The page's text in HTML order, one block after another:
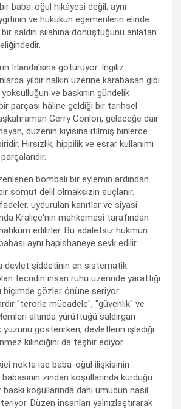
baba-oğul hikâyesi değil; aynı
ve hukukun egemenlerin elinde
bir saldırı silahına dönüştüğünü anlatan
İrlanda'sına götürüyor. İngiliz
yıldır halkın üzerine karabasan gibi
ve baskının gündelik
parçası hâline geldiği bir tarihsel
Gerry Conlon, geleceğe dair
düzenin kıyısına itilmiş binlerce
Hırsızlık, hippilik ve esrar kullanımı
bombalı bir eylemin ardından
somut delil olmaksızın suçlanır.
uydurulan kanıtlar ve siyasi
Kraliçe'nin mahkemesi tarafından
edilirler. Bu adaletsiz hükmün
aynı hapishaneye sevk edilir.
devlet şiddetinin en sistematik
tecridin insan ruhu üzerinde yarattığı
biçimde gözler önüne seriyor.
"terörle mücadele", "güvenlik" ve
altında yürüttüğü saldırgan
yüzünü gösterirken; devletlerin işlediği
kılındığını da teşhir ediyor.
nokta ise baba-oğul ilişkisinin
zindan koşullarında kurduğu
baskı koşullarında dahi umudun nasıl
Düzen insanları yalnızlaştırarak